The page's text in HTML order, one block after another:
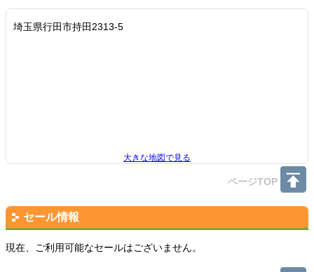
埼玉県行田市持田2313-5
大きな地図で見る
ページTOP
セール情報
現在、ご利用可能なセールはございません。